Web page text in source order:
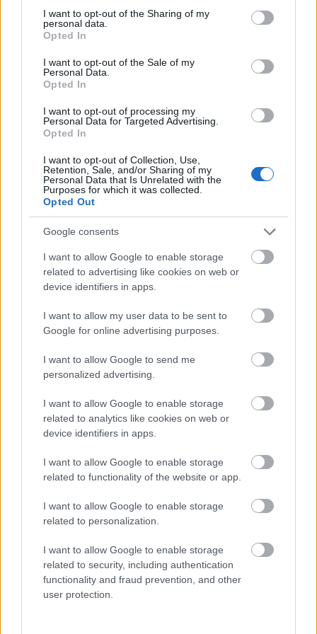
not limited to your visit or usage behaviour. You may click to
grant or deny consent to Google and its third-party tags to
use your data for below specified purposes in below Google
consent section.
I want to opt-out of the Sharing of my
personal data.
Opted In
I want to opt-out of the Sale of my
Personal Data.
Opted In
I want to opt-out of processing my
Personal Data for Targeted Advertising.
Opted In
I want to opt-out of Collection, Use,
Retention, Sale, and/or Sharing of my
Personal Data that Is Unrelated with the
Purposes for which it was collected.
Opted Out
Google consents
I want to allow Google to enable storage
related to advertising like cookies on web or
device identifiers in apps.
I want to allow my user data to be sent to
Google for online advertising purposes.
I want to allow Google to send me
personalized advertising.
I want to allow Google to enable storage
related to analytics like cookies on web or
device identifiers in apps.
I want to allow Google to enable storage
related to functionality of the website or app.
I want to allow Google to enable storage
related to personalization.
I want to allow Google to enable storage
related to security, including authentication
functionality and fraud prevention, and other
user protection.
VALORACIONES (0)
LEJIA LAGARTO AZUL 1,5L
0out of 5
1,95€
AÑADIR AL CARRITO
Añadir a la lista de
deseos
LEJIA LAGARTO PINO 1,5L
0out of 5
1,95 €
Añadir a la lista de
deseos
PRODUCTOS RELACIONADOS
HIGIENE,HIGIENE Y DESINFECCIÓN